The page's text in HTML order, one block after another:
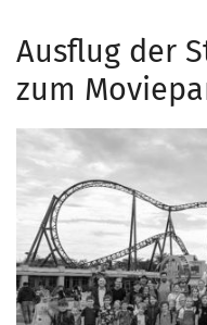
Ausflug der
zum